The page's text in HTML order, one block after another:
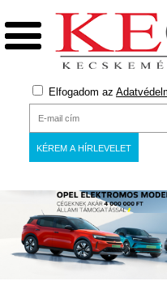
Elfogadom az